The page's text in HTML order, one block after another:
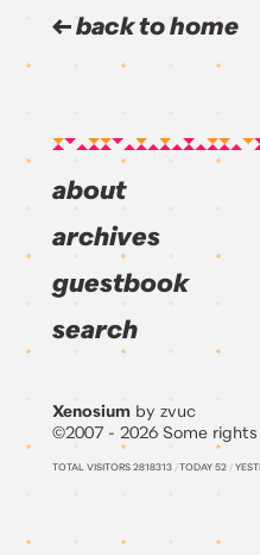
back to home
about
archives
guestbook
search
Xenosium by zvuc
©2007 - 2026 Some
TOTAL VISITORS 2818313 /TODAY 52 /